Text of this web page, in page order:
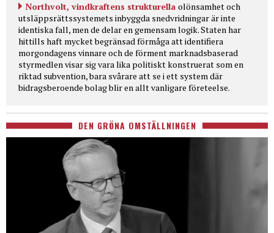
Northvolt, vindkraftens strukturella olönsamhet och
utsläppsrättssystemets inbyggda snedvridningar är inte
identiska fall, men de delar en gemensam logik. Staten har
hittills haft mycket begränsad förmåga att identifiera
morgondagens vinnare och de förment marknadsbaserad
styrmedlen visar sig vara lika politiskt konstruerat som en
riktad subvention, bara svårare att se i ett system där
bidragsberoende bolag blir en allt vanligare företeelse.
DEN GRÖNA OMSTÄLLNINGEN